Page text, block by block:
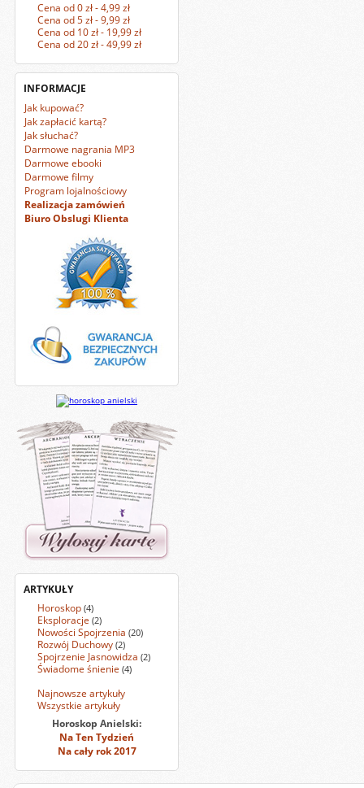
Cena od 0 zł - 4,99 zł
Cena od 5 zł - 9,99 zł
Cena od 10 zł - 19,99 zł
Cena od 20 zł - 49,99 zł
INFORMACJE
Jak kupować?
Jak zapłacić kartą?
Jak słuchać?
Darmowe nagrania MP3
Darmowe ebooki
Darmowe filmy
Program lojalnościowy
Realizacja zamówień
Biuro Obslugi Klienta
ARTYKUŁY
Horoskop (4)
Eksploracje (2)
Nowości Spojrzenia (20)
Rozwój Duchowy (2)
Spojrzenie Jasnowidza (2)
Świadome śnienie (4)
Najnowsze artykuły
Wszystkie artykuły
Horoskop Anielski:
Na Ten Tydzień
Na cały rok 2017